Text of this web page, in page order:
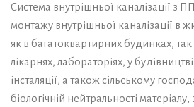
Система внутрішньої каналізації з
монтажу внутрішньої каналізації в
як в багатоквартирних будинках, так
лікарнях, лабораторіях, у
інсталяції, а також сільському
біологічній нейтральності